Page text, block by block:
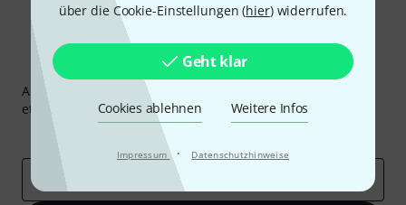
über die Cookie-Einstellungen (hier) widerrufen.
Geht klar
Cookies ablehnen Weitere Infos
Impressum · Datenschutzhinweise
Thomann Newsletter
Abonniere den Thomann Newsletter und gewinne mit
etwas Glück einen von50 Gutscheinenüber jeweils
Inspirierende Beiträge